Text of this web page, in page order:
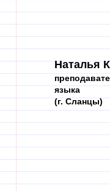
Наталья
языка
(г. Сланцы)